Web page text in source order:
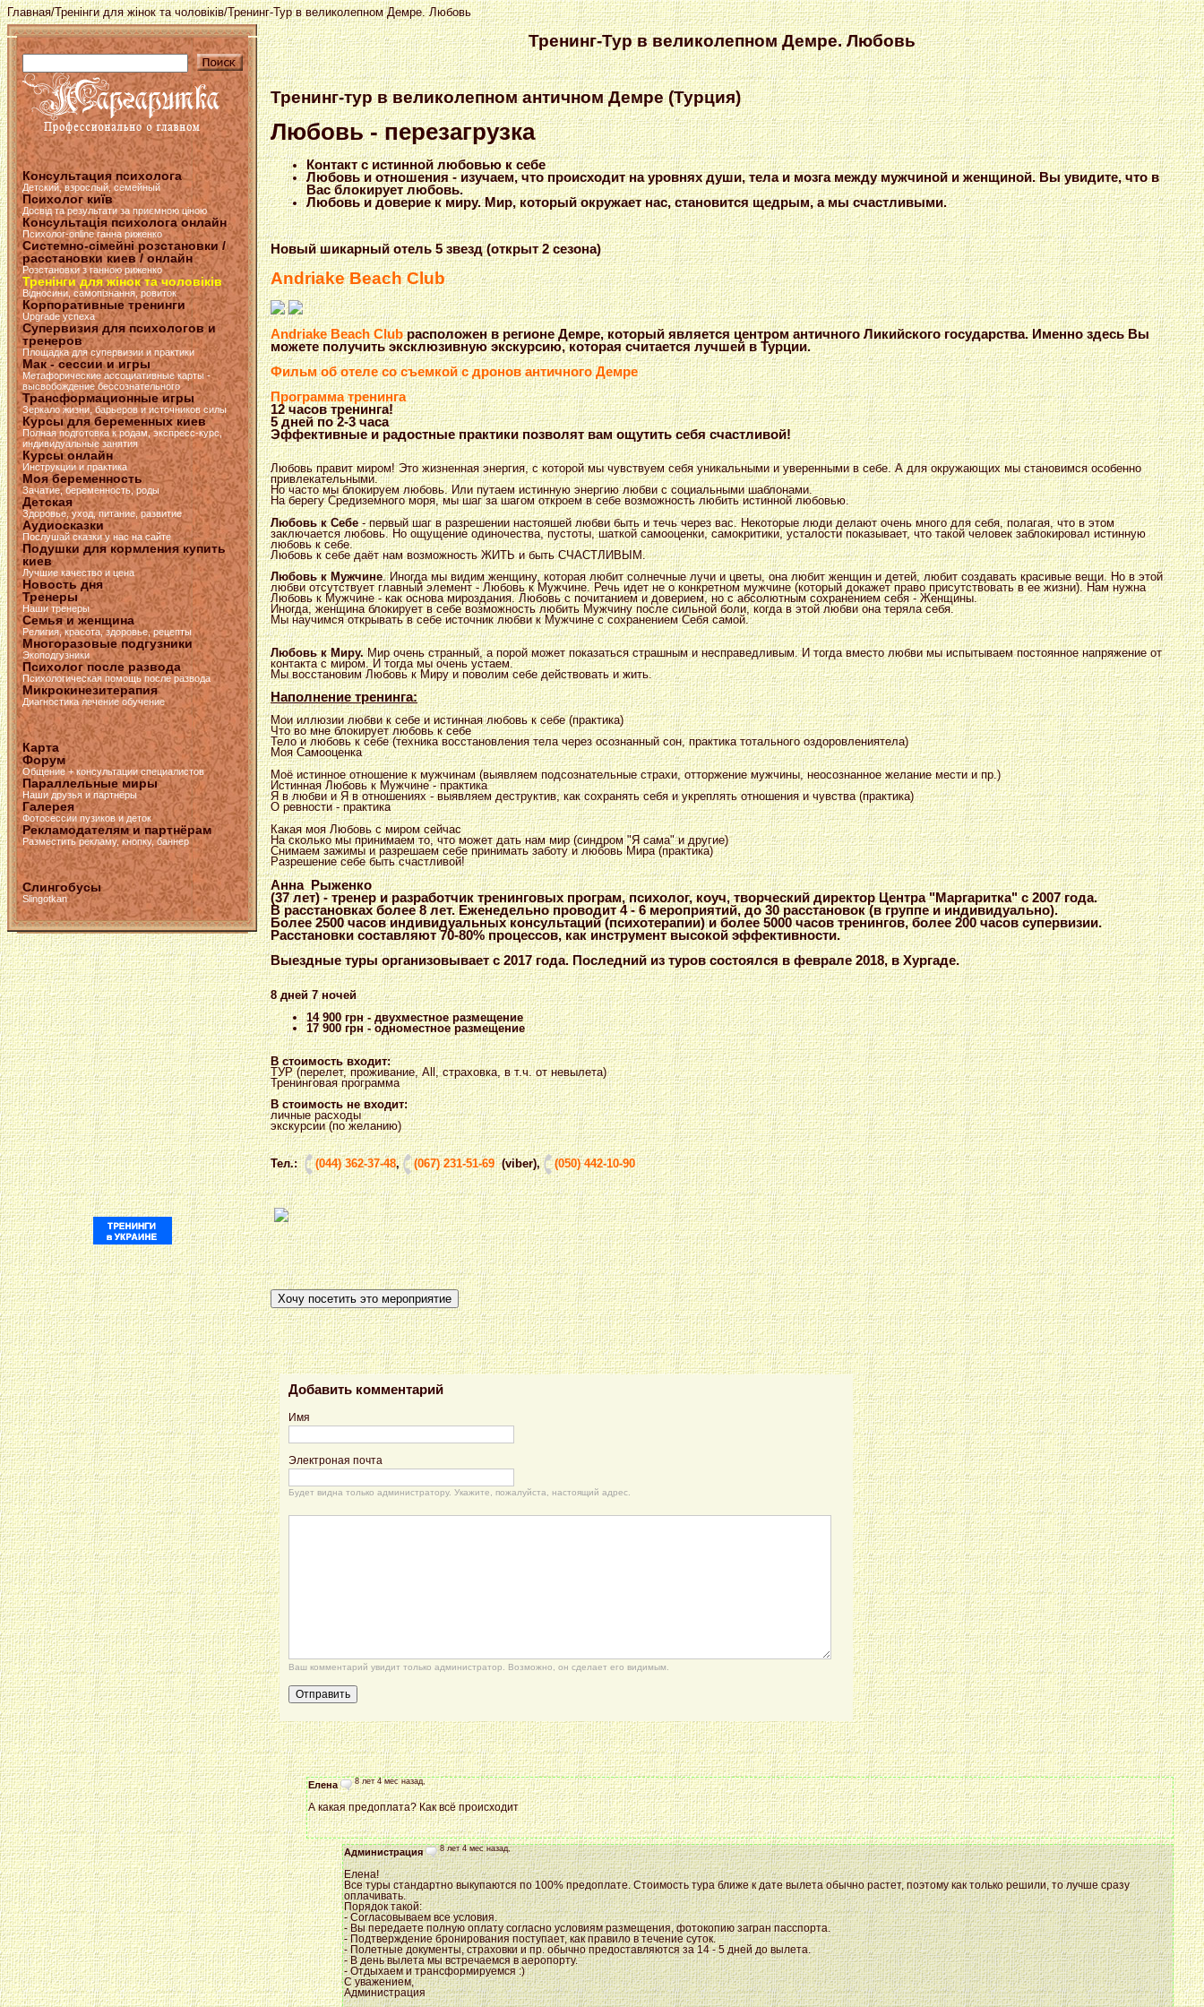
Главная/Тренінги для жінок та чоловіків/Тренинг-Тур в великолепном Демре. Любовь
Консультация психолога
Детский, взрослый, семейный
Психолог київ
Досвід та результати за приємною ціною
Консультація психолога онлайн
Психолог-online ганна риженко
Системно-сімейні розстановки /
расстановки киев / онлайн
Розстановки з ганною риженко
Тренінги для жінок та чоловіків
Відносини, самопізнання, ровиток
Корпоративные тренинги
Upgrade успеха
Супервизия для психологов и
тренеров
Площадка для супервизии и практики
Мак - сессии и игры
Метафорические ассоциативные карты -
высвобождение бессознательного
Трансформационные игры
Зеркало жизни, барьеров и источников силы
Курсы для беременных киев
Полная подготовка к родам, экспресс-курс,
индивидуальные занятия
Курсы онлайн
Инструкции и практика
Моя беременность
Зачатие, беременность, роды
Детская
Здоровье, уход, питание, развитие
Аудиосказки
Послушай сказки у нас на сайте
Подушки для кормления купить
киев
Лучшие качество и цена
Новость дня
Тренеры
Наши тренеры
Семья и женщина
Религия, красота, здоровье, рецепты
Многоразовые подгузники
Экоподгузники
Психолог после развода
Психологическая помощь после развода
Микрокинезитерапия
Диагностика лечение обучение
Карта
Форум
Общение + консультации специалистов
Параллельные миры
Наши друзья и партнёры
Галерея
Фотосессии пузиков и деток
Рекламодателям и партнёрам
Разместить рекламу, кнопку, баннер
Слингобусы
Slingotkan
Тренинг-Тур в великолепном Демре. Любовь
Тренинг-тур в великолепном античном Демре (Турция)
Любовь - перезагрузка
Контакт с истинной любовью к себе
Любовь и отношения - изучаем, что происходит на уровнях души, тела и мозга между мужчиной и женщиной. Вы увидите, что в
Вас блокирует любовь.
Любовь и доверие к миру. Мир, который окружает нас, становится щедрым, а мы счастливыми.
Новый шикарный отель 5 звезд (открыт 2 сезона)
Andriake Beach Club
Andriake Beach Clubрасположен в регионе Демре, который является центром античного Ликийского государства. Именно здесь Вы
можете получить эксклюзивную экскурсию, которая считается лучшей в Турции.
Фильм об отеле со съемкой с дронов античного Демре
Программа тренинга
12 часов тренинга!
5 дней по 2-3 часа
Эффективные и радостные практики позволят вам ощутить себя счастливой!
Любовь правит миром! Это жизненная энергия, с которой мы чувствуем себя уникальными и уверенными в себе. А для окружающих мы становимся особенно
привлекательными.
Но часто мы блокируем любовь. Или путаем истинную энергию любви с социальными шаблонами.
На берегу Средиземного моря, мы шаг за шагом откроем в себе возможность любить истинной любовью.
Любовь к Себе- первый шаг в разрешении настояшей любви быть и течь через вас. Некоторые люди делают очень много для себя, полагая, что в этом
заключается любовь. Но ощущение одиночества, пустоты, шаткой самооценки, самокритики, усталости показывает, что такой человек заблокировал истинную
любовь к себе.
Любовь к себе даёт нам возможность ЖИТЬ и быть СЧАСТЛИВЫМ.
Любовь к Мужчине. Иногда мы видим женщину, которая любит солнечные лучи и цветы, она любит женщин и детей, любит создавать красивые вещи. Но в этой
любви отсутствует главный элемент - Любовь к Мужчине. Речь идет не о конкретном мужчине (который докажет право присутствовать в ее жизни). Нам нужна
Любовь к Мужчине - как основа мироздания. Любовь с почитанием и доверием, но с абсолютным сохранением себя - Женщины.
Иногда, женщина блокирует в себе возможность любить Мужчину после сильной боли, когда в этой любви она теряла себя.
Мы научимся открывать в себе источник любви к Мужчине с сохранением Себя самой.
Любовь к Миру.Мир очень странный, а порой может показаться страшным и несправедливым. И тогда вместо любви мы испытываем постоянное напряжение от
контакта с миром. И тогда мы очень устаем.
Мы восстановим Любовь к Миру и поволим себе действовать и жить.
Наполнение тренинга:
Мои иллюзии любви к себе и истинная любовь к себе (практика)
Что во мне блокирует любовь к себе
Тело и любовь к себе (техника восстановления тела через осознанный сон, практика тотального оздоровлениятела)
Моя Самооценка
Моё истинное отношение к мужчинам (выявляем подсознательные страхи, отторжение мужчины, неосознанное желание мести и пр.)
Истинная Любовь к Мужчине - практика
Я в любви и Я в отношениях - выявляем деструктив, как сохранять себя и укреплять отношения и чувства (практика)
О ревности - практика
Какая моя Любовь с миром сейчас
На сколько мы принимаем то, что может дать нам мир (синдром "Я сама" и другие)
Снимаем зажимы и разрешаем себе принимать заботу и любовь Мира (практика)
Разрешение себе быть счастливой!
Анна Рыженко
(37 лет) -тренер и разработчик тренинговых програм, психолог, коуч, творческий директор Центра "Маргаритка" с 2007 года.
В расстановках более 8 лет. Еженедельно проводит 4 - 6 мероприятий, до 30 расстановок (в группе и индивидуально).
Более 2500 часов индивидуальных консультаций (психотерапии) и более 5000 часов тренингов, более 200 часов супервизии.
Расстановки составляют 70-80% процессов, как инструмент высокой эффективности.
Выездные туры организовывает с 2017 года. Последний из туров состоялся в феврале 2018, в Хургаде.
8 дней 7 ночей
14 900 грн - двухместное размещение
17 900 грн - одноместное размещение
В стоимость входит:
ТУР (перелет, проживание, All, страховка, в т.ч. от невылета)
Тренинговая программа
В стоимость не входит:
личные расходы
экскурсии (по желанию)
Тел.: (044) 362-37-48, (067) 231-51-69 (viber), (050) 442-10-90
Хочу посетить это мероприятие
Добавить комментарий
Имя
Электроная почта
Будет видна только администратору. Укажите, пожалуйста, настоящий адрес.
Ваш комментарий увидит только администратор. Возможно, он сделает его видимым.
Елена 8 лет 4 мес назад,
А какая предоплата? Как всё происходит
Администрация 8 лет 4 мес назад,
Елена!
Все туры стандартно выкупаются по 100% предоплате. Стоимость тура ближе к дате вылета обычно растет, поэтому как только решили, то лучше сразу
оплачивать.
Порядок такой:
- Согласовываем все условия.
- Вы передаете полную оплату согласно условиям размещения, фотокопию загран пасспорта.
- Подтверждение бронирования поступает, как правило в течение суток.
- Полетные документы, страховки и пр. обычно предоставляются за 14 - 5 дней до вылета.
- В день вылета мы встречаемся в аеропорту.
- Отдыхаем и трансформируемся :)
С уважением,
Администрация